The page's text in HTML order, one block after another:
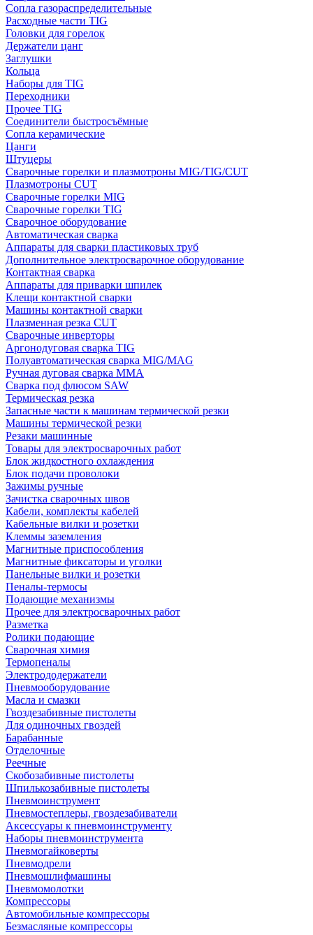
Сопла газораспределительные
Расходные части TIG
Головки для горелок
Держатели цанг
Заглушки
Кольца
Наборы для TIG
Переходники
Прочее TIG
Соединители быстросъёмные
Сопла керамические
Цанги
Штуцеры
Сварочные горелки и плазмотроны MIG/TIG/CUT
Плазмотроны CUT
Сварочные горелки MIG
Сварочные горелки TIG
Сварочное оборудование
Автоматическая сварка
Аппараты для сварки пластиковых труб
Дополнительное электросварочное оборудование
Контактная сварка
Аппараты для приварки шпилек
Клещи контактной сварки
Машины контактной сварки
Плазменная резка CUT
Сварочные инверторы
Аргонодуговая сварка TIG
Полуавтоматическая сварка MIG/MAG
Ручная дуговая сварка MMA
Сварка под флюсом SAW
Термическая резка
Запасные части к машинам термической резки
Машины термической резки
Резаки машинные
Товары для электросварочных работ
Блок жидкостного охлаждения
Блок подачи проволоки
Зажимы ручные
Зачистка сварочных швов
Кабели, комплекты кабелей
Кабельные вилки и розетки
Клеммы заземления
Магнитные приспособления
Магнитные фиксаторы и уголки
Панельные вилки и розетки
Пеналы-термосы
Подающие механизмы
Прочее для электросварочных работ
Разметка
Ролики подающие
Сварочная химия
Термопеналы
Электрододержатели
Пневмооборудование
Масла и смазки
Гвоздезабивные пистолеты
Для одиночных гвоздей
Барабанные
Отделочные
Реечные
Скобозабивные пистолеты
Шпилькозабивные пистолеты
Пневмоинструмент
Пневмостеплеры, гвоздезабиватели
Аксессуары к пневмоинструменту
Наборы пневмоинструмента
Пневмогайковерты
Пневмодрели
Пневмошлифмашины
Пневмомолотки
Компрессоры
Автомобильные компрессоры
Безмасляные компрессоры